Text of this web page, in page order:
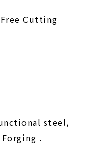
Cutting
steel,
.